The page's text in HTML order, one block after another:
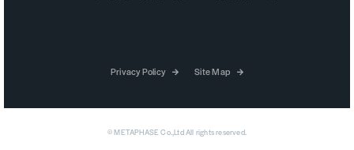
© METAPHASE Co.,Ltd All rights reserved.